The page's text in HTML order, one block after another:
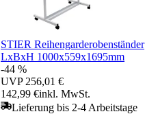
STIER Reihengarderobenständer
LxBxH 1000x559x1695mm
-44 %
UVP 256,01 €
142,99 €inkl. MwSt.
Lieferung bis 2-4 Arbeitstage